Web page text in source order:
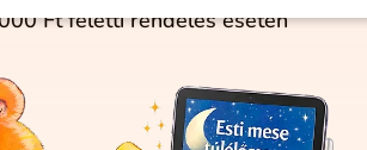
Ft feletti rendelés esetén